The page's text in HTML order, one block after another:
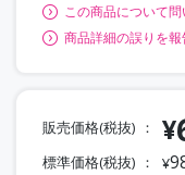
この商品について
商品詳細の誤りを報
販売価格(税抜) ¥
標準価格(税抜) ¥